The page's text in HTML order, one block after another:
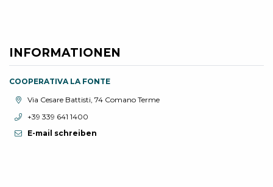
INFORMATIONEN
COOPERATIVA LA FONTE
aria.location:
Via Cesare Battisti, 74 Comano Terme
aria.phone:
+39 339 641 1400
E-mail schreiben